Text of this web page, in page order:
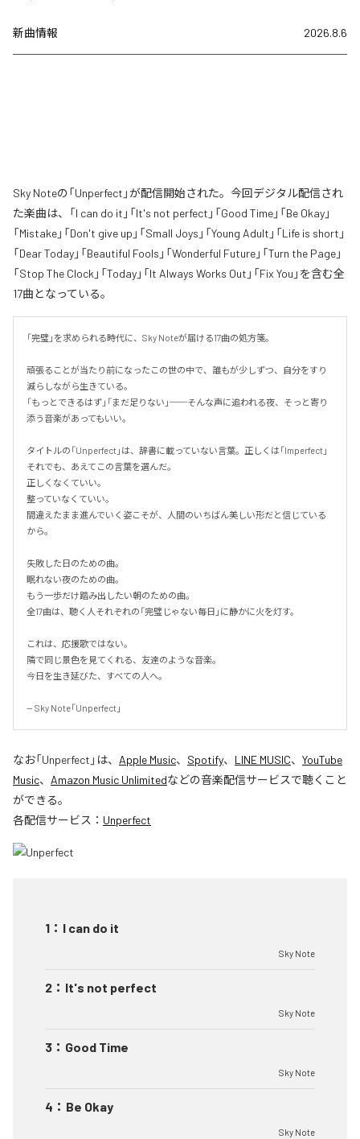
新曲情報 2026.8.6
Sky Noteの「Unperfect」が配信開始された。今回デジタル配信され
た楽曲は、「I can do it」「It's not perfect」「Good Time」「Be Okay」
「Mistake」「Don't give up」「Small Joys」「Young Adult」「Life is short」
「Dear Today」「Beautiful Fools」「Wonderful Future」「Turn the Page」
「Stop The Clock」「Today」「It Always Works Out」「Fix You」を含む全
17曲となっている。
「完璧」を求められる時代に、Sky Noteが届ける17曲の処方箋。
頑張ることが当たり前になったこの世の中で、誰もが少しずつ、自分をすり
減らしながら生きている。
「もっとできるはず」「まだ足りない」──そんな声に追われる夜、そっと寄り
添う音楽があってもいい。
タイトルの「Unperfect」は、辞書に載っていない言葉。正しくは「Imperfect」
それでも、あえてこの言葉を選んだ。
正しくなくていい。
整っていなくていい。
間違えたまま進んでいく姿こそが、人間のいちばん美しい形だと信じている
から。
失敗した日のための曲。
眠れない夜のための曲。
もう一歩だけ踏み出したい朝のための曲。
全17曲は、聴く人それぞれの「完璧じゃない毎日」に静かに火を灯す。
これは、応援歌ではない。
隣で同じ景色を見てくれる、友達のような音楽。
今日を生き延びた、すべての人へ。
-- Sky Note「Unperfect」
なお「Unperfect 」は、 Apple Music、 Spotify、 LINE MUSIC、 YouTube
Music、 Amazon Music Unlimitedなどの音楽配信サービスで聴くこと
ができる。
各配信サービス： Unperfect
1 ： I can do it
Sky Note
2 ： It's not perfect
Sky Note
3 ： Good Time
Sky Note
4 ： Be Okay
Sky Note